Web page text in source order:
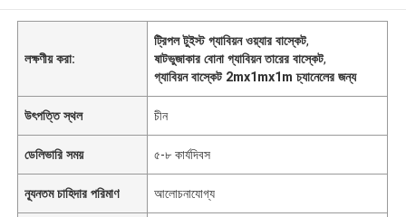
লক্ষণীয় করা:
ট্রিপল টুইস্ট গ্যাবিয়ন ওয়্যার বাস্কেট,
ষাটভুজাকার বোনা গ্যাবিয়ন তারের বাস্কেট,
গ্যাবিয়ন বাস্কেট 2mx1mx1m চ্যানেলের জন্য
উৎপত্তি স্থল চীন
ডেলিভারি সময় ৫-৮ কার্যদিবস
ন্যূনতম চাহিদার পরিমাণ আলোচনাযোগ্য